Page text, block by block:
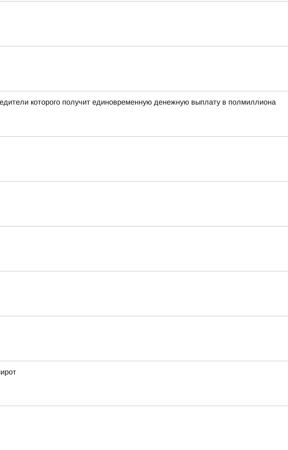
которого получит единовременную денежную выплату в полмиллиона